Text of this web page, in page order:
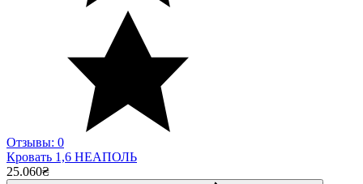
Отзывы: 0
Кровать 1,6 НЕАПОЛЬ
25.060₴